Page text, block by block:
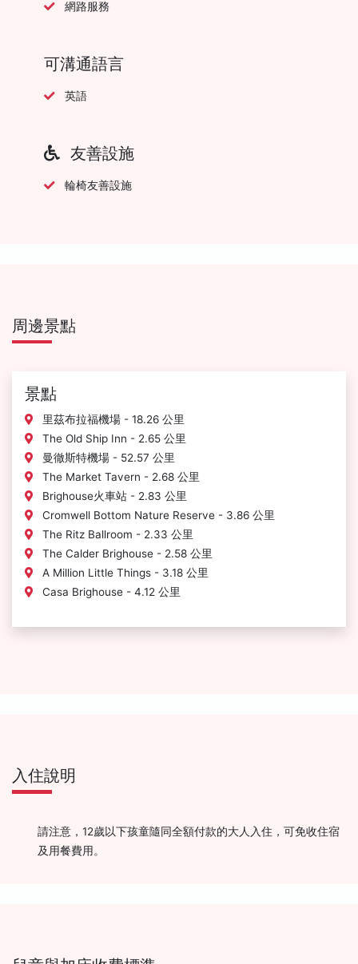
網路服務
可溝通語言
英語
友善設施
輪椅友善設施
周邊景點
景點
里茲布拉福機場 - 18.26 公里
The Old Ship Inn - 2.65 公里
曼徹斯特機場 - 52.57 公里
The Market Tavern - 2.68 公里
Brighouse火車站 - 2.83 公里
Cromwell Bottom Nature Reserve - 3.86 公里
The Ritz Ballroom - 2.33 公里
The Calder Brighouse - 2.58 公里
A Million Little Things - 3.18 公里
Casa Brighouse - 4.12 公里
入住說明
請注意，12歲以下孩童隨同全額付款的大人入住，可免收住宿
及用餐費用。